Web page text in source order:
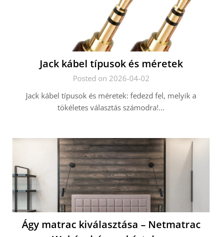
Jack kábel típusok és méretek
Posted on 2026-04-02
Jack kábel típusok és méretek: fedezd fel, melyik a
tökéletes választás számodra!…
Ágy matrac kiválasztása – Netmatrac